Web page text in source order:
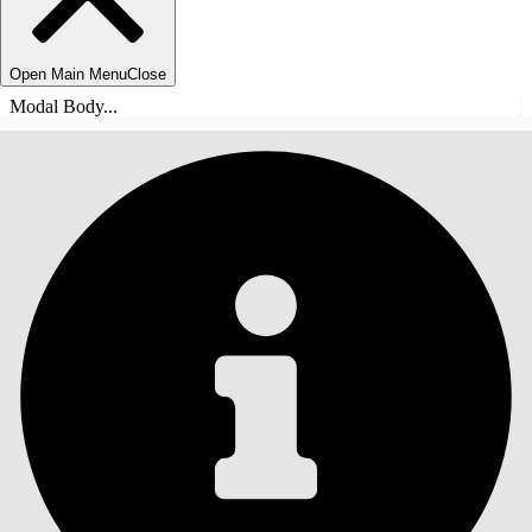
Open Main MenuClose
Modal Body...
SISÄLLYSLUETTELO